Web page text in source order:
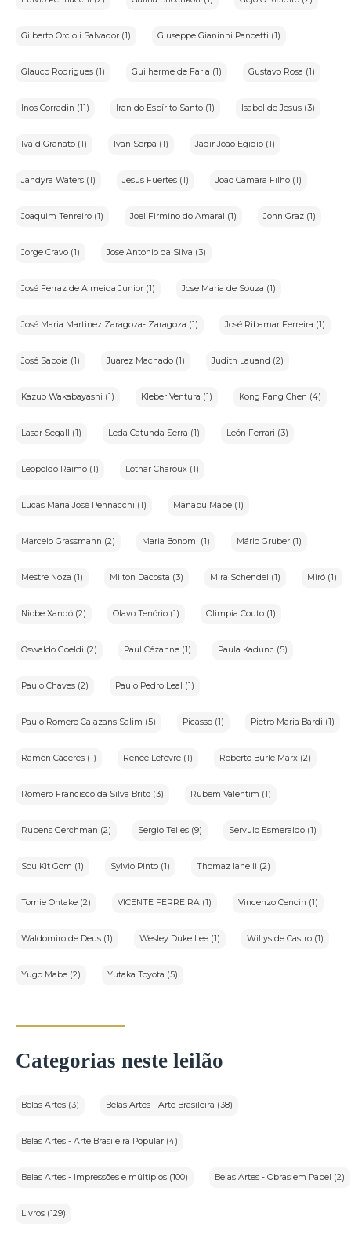
Gilberto Orcioli Salvador (1) Giuseppe Gianinni Pancetti (1)
Glauco Rodrigues (1) Guilherme de Faria (1) Gustavo Rosa (1)
Inos Corradin (11) Iran do Espírito Santo (1) Isabel de Jesus (3)
Ivald Granato (1) Ivan Serpa (1) Jadir João Egidio (1)
Jandyra Waters (1) Jesus Fuertes (1) João Câmara Filho (1)
Joaquim Tenreiro (1) Joel Firmino do Amaral (1) John Graz (1)
Jorge Cravo (1) Jose Antonio da Silva (3)
José Ferraz de Almeida Junior (1) Jose Maria de Souza (1)
José Maria Martinez Zaragoza- Zaragoza (1) José Ribamar Ferreira (1)
José Saboia (1) Juarez Machado (1) Judith Lauand (2)
Kazuo Wakabayashi (1) Kleber Ventura (1) Kong Fang Chen (4)
Lasar Segall (1) Leda Catunda Serra (1) León Ferrari (3)
Leopoldo Raimo (1) Lothar Charoux (1)
Lucas Maria José Pennacchi (1) Manabu Mabe (1)
Marcelo Grassmann (2) Maria Bonomi (1) Mário Gruber (1)
Mestre Noza (1) Milton Dacosta (3) Mira Schendel (1) Miró (1)
Niobe Xandó (2) Olavo Tenório (1) Olimpia Couto (1)
Oswaldo Goeldi (2) Paul Cézanne (1) Paula Kadunc (5)
Paulo Chaves (2) Paulo Pedro Leal (1)
Paulo Romero Calazans Salim (5) Picasso (1) Pietro Maria Bardi (1)
Ramón Cáceres (1) Renée Lefèvre (1) Roberto Burle Marx (2)
Romero Francisco da Silva Brito (3) Rubem Valentim (1)
Rubens Gerchman (2) Sergio Telles (9) Servulo Esmeraldo (1)
Sou Kit Gom (1) Sylvio Pinto (1) Thomaz Ianelli (2)
Tomie Ohtake (2) VICENTE FERREIRA (1) Vincenzo Cencin (1)
Waldomiro de Deus (1) Wesley Duke Lee (1) Willys de Castro (1)
Yugo Mabe (2) Yutaka Toyota (5)
Categorias neste leilão
Belas Artes (3) Belas Artes - Arte Brasileira (38)
Belas Artes - Arte Brasileira Popular (4)
Belas Artes - Impressões e múltiplos (100) Belas Artes - Obras em Papel (2)
Livros (129)